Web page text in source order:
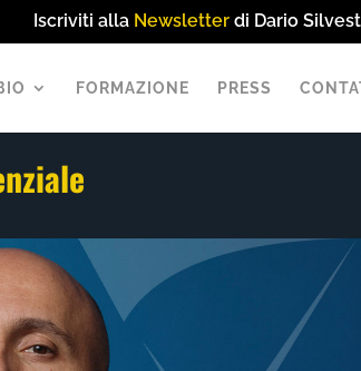
Iscriviti alla Newsletterdi Dario
FORMAZIONE PRESS